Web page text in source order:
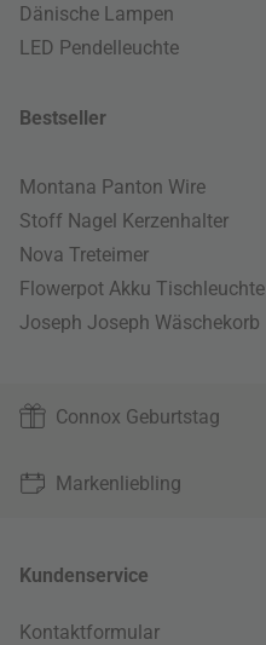
Dänische Lampen
LED Pendelleuchte
Bestseller
Montana Panton Wire
Stoff Nagel Kerzenhalter
Nova Treteimer
Flowerpot Akku Tischleuchte
Joseph Joseph Wäschekorb
Connox Geburtstag
Markenliebling
Kundenservice
Kontaktformular